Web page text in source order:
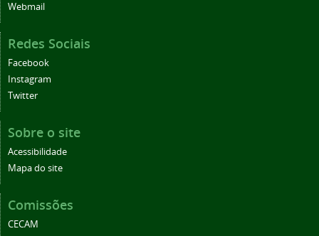
Webmail
Redes Sociais
Facebook
Instagram
Twitter
Sobre o site
Acessibilidade
Mapa do site
Comissões
CECAM